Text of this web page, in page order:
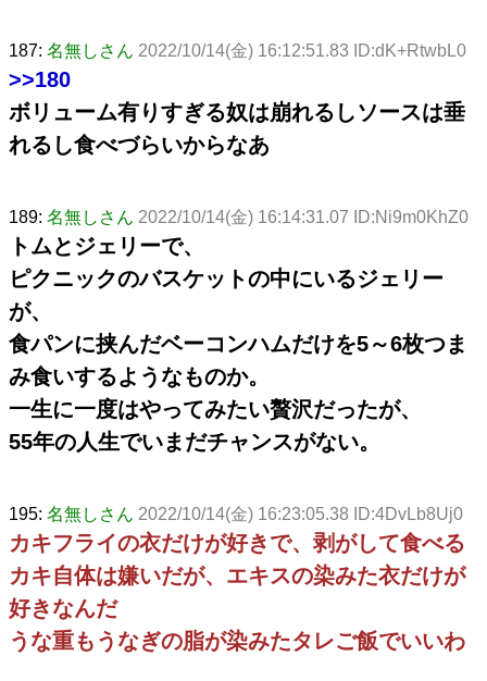
187: 名無しさん 2022/10/14(金) 16:12:51.83 ID:dK+RtwbL0
>>180
ボリューム有りすぎる奴は崩れるしソースは垂
れるし食べづらいからなあ
189: 名無しさん 2022/10/14(金) 16:14:31.07 ID:Ni9m0KhZ0
トムとジェリーで、
ピクニックのバスケットの中にいるジェリー
が、
食パンに挟んだベーコンハムだけを5～6枚つま
み食いするようなものか。
一生に一度はやってみたい贅沢だったが、
55年の人生でいまだチャンスがない。
195: 名無しさん 2022/10/14(金) 16:23:05.38 ID:4DvLb8Uj0
カキフライの衣だけが好きで、剥がして食べる
カキ自体は嫌いだが、エキスの染みた衣だけが
好きなんだ
うな重もうなぎの脂が染みたタレご飯でいいわ